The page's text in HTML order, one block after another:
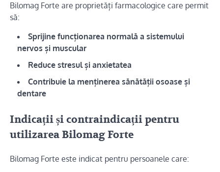
Bilomag Forte are proprietăți farmacologice care permit
să:
Sprijine funcționarea normală a sistemului
nervos și muscular
Reduce stresul și anxietatea
Contribuie la menținerea sănătății osoase și
dentare
Indicații și contraindicații pentru
utilizarea Bilomag Forte
Bilomag Forte este indicat pentru persoanele care: